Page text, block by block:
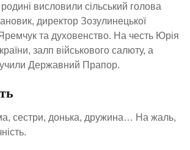
висловили сільський голова
директор Зозулинецької
та духовенство. На честь Юрія
залп військового салюту, а
Державний Прапор.
сестри, донька, дружина… На жаль,